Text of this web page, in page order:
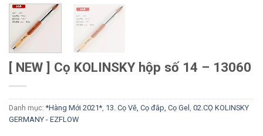
[ NEW ] Cọ KOLINSKY hộp số 14 – 13060
Danh mục:*Hàng Mới 2021* 13. Cọ Vẽ, Cọ đắp, Cọ Gel 02.CỌ KOLINSKY
GERMANY - EZFLOW